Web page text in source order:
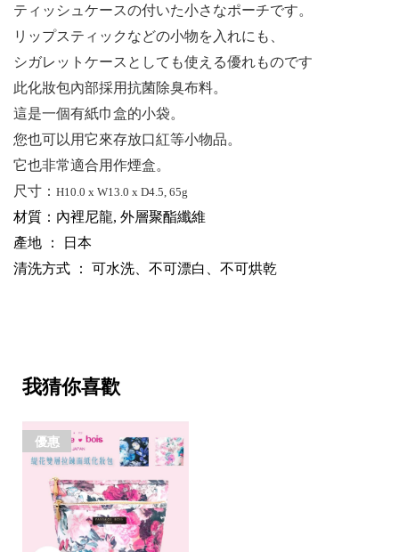
ティッシュケースの付いた小さなポーチです。
リップスティックなどの小物を入れにも、
シガレットケースとしても使える優れものです
此化妝包內部採用抗菌除臭布料。
這是一個有紙巾盒的小袋。
您也可以用它來存放口紅等小物品。
它也非常適合用作煙盒。
尺寸： H10.0 x W13.0 x D4.5, 65g
材質：內裡尼龍, 外層聚酯纖維
產地 ： 日本
清洗方式 ： 可水洗、不可漂白、不可烘乾
我猜你喜歡
優惠